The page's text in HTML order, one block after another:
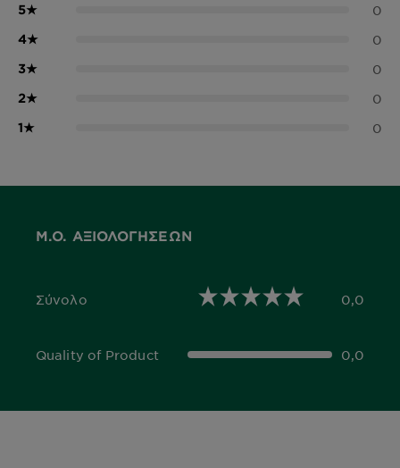
5★ 0
4★ 0
3★ 0
2★ 0
1★ 0
Μ.Ο. ΑΞΙΟΛΟΓΉΣΕΩΝ
Σύνολο
0,0 out of 5 stars 0,0
Quality of Product
0,0 out of 5 stars 0,0